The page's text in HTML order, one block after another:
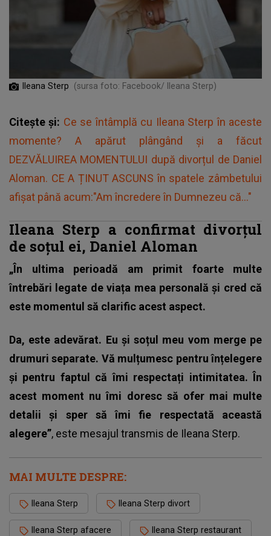
Ileana Sterp (sursa foto: Facebook/ Ileana Sterp)
Citește și: Ce se întâmplă cu Ileana Sterp în aceste
momente? A apărut plângând și a făcut
DEZVĂLUIREA MOMENTULUI după divorțul de Daniel
Aloman. CE A ȚINUT ASCUNS în spatele zâmbetului
afișat până acum:"Am încredere în Dumnezeu că..."
Ileana Sterp a confirmat divorțul
de soțul ei, Daniel Aloman
„În ultima perioadă am primit foarte multe
întrebări legate de viața mea personală și cred că
este momentul să clarific acest aspect.
Da, este adevărat. Eu și soțul meu vom merge pe
drumuri separate. Vă mulțumesc pentru înțelegere
și pentru faptul că îmi respectați intimitatea. În
acest moment nu îmi doresc să ofer mai multe
detalii și sper să îmi fie respectată această
alegere”, este mesajul transmis de Ileana Sterp.
MAI MULTE DESPRE:
Ileana Sterp Ileana Sterp divort
Ileana Sterp afacere Ileana Sterp restaurant